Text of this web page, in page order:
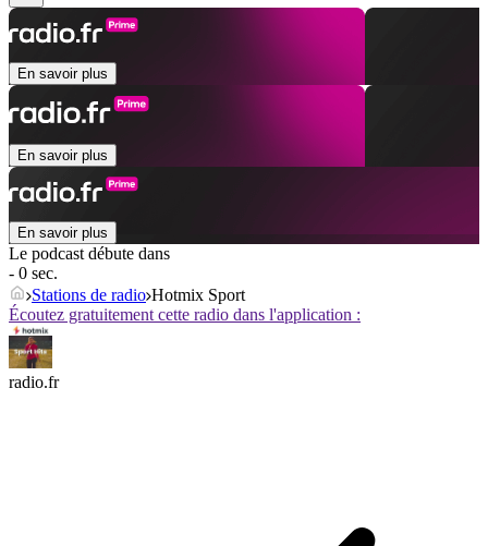
En savoir plus
En savoir plus
En savoir plus
Le podcast débute dans
- 0 sec.
Stations de radio Hotmix Sport
Écoutez gratuitement cette radio dans l'application :
radio.fr